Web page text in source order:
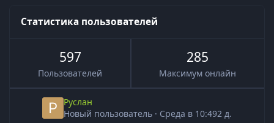
Статистика пользователей
597
Пользователей
285
Максимум онлайн
Руслан
Новый пользователь · Среда в 10:492 д.